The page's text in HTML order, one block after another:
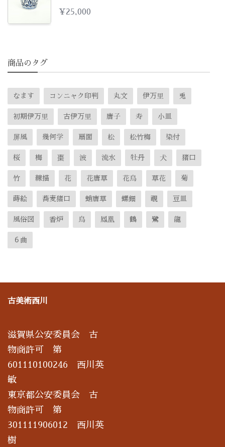
¥ 25,000
商品のタグ
なます コンニャク印判 丸文 伊万里 兎
初期伊万里 古伊万里 唐子 寿 小皿
屏風 幾何学 扇面 松 松竹梅 染付
桜 梅 棗 波 流水 牡丹 犬 猪口
竹 線描 花 花唐草 花鳥 草花 菊
蒔絵 蕎麦猪口 蛸唐草 螺鈿 覗 豆皿
風俗図 香炉 鳥 鳳凰 鶴 鷺 龍
６曲
古美術西川
滋賀県公安委員会 古
物商許可 第
601110100246 西川英
敏
東京都公安委員会 古
物商許可 第
301111906012 西川英
樹